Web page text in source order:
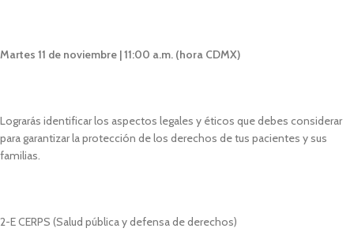
Martes 11 de noviembre | 11:00 a.m. (hora CDMX)
Lograrás identificar los aspectos legales y éticos que debes considerar
para garantizar la protección de los derechos de tus pacientes y sus
familias.
2-E CERPS (Salud pública y defensa de derechos)